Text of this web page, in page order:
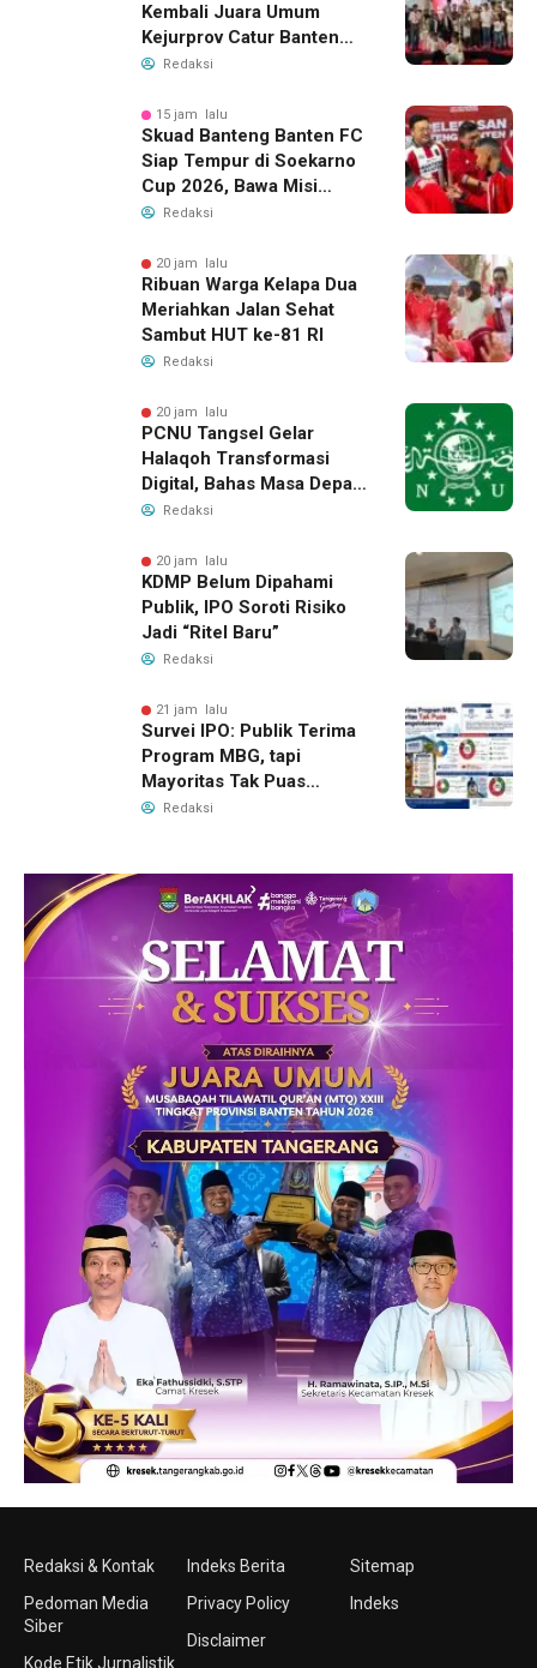
Kembali Juara Umum
Kejurprov Catur Banten
2026, Raih 24 Medali
Redaksi
15 jam lalu
Skuad Banteng Banten FC
Siap Tempur di Soekarno
Cup 2026, Bawa Misi
Harumkan Nama Banten
Redaksi
20 jam lalu
Ribuan Warga Kelapa Dua
Meriahkan Jalan Sehat
Sambut HUT ke-81 RI
Redaksi
20 jam lalu
PCNU Tangsel Gelar
Halaqoh Transformasi
Digital, Bahas Masa Depan
NU di Era Disrupsi
Redaksi
20 jam lalu
KDMP Belum Dipahami
Publik, IPO Soroti Risiko
Jadi “Ritel Baru”
Redaksi
21 jam lalu
Survei IPO: Publik Terima
Program MBG, tapi
Mayoritas Tak Puas
dengan Pengelolaannya
Redaksi
Redaksi & Kontak
Pedoman Media
Siber
Kode Etik Jurnalistik
Indeks Berita
Privacy Policy
Disclaimer
Sitemap
Indeks